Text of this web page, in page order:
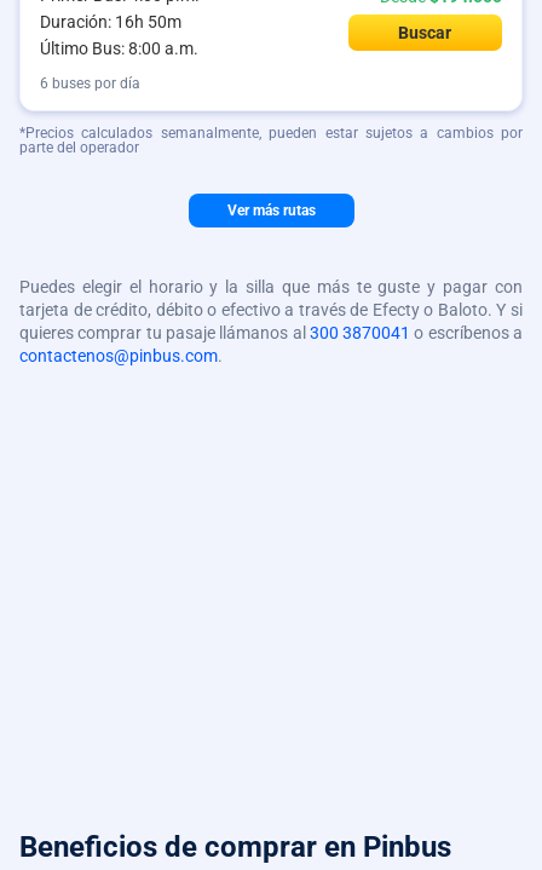
Duración: 16h 50m
Último Bus: 8:00 a.m.
Buscar
6 buses por día
*Precios calculados semanalmente, pueden estar sujetos a cambios por
parte del operador
Ver más rutas
Puedes elegir el horario y la silla que más te guste y pagar con
tarjeta de crédito, débito o efectivo a través de Efecty o Baloto. Y si
quieres comprar tu pasaje llámanos al 300 3870041 o escríbenos a
contactenos@pinbus.com.
Beneficios de comprar en Pinbus